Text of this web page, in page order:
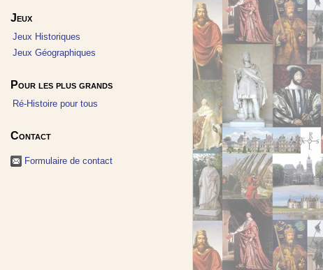
Jeux
Jeux Historiques
Jeux Géographiques
Pour les plus grands
Ré-Histoire pour tous
Contact
Formulaire de contact